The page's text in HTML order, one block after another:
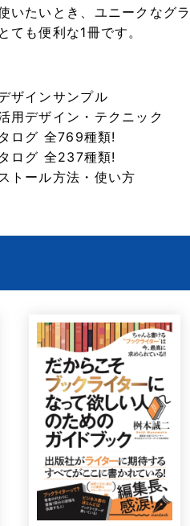
いたいとき、ユニークなグ
ても便利な1冊です。
ザインサンプル
用デザイン・テクニック
ログ 全769種類!
ログ 全237種類!
トール方法・使い方